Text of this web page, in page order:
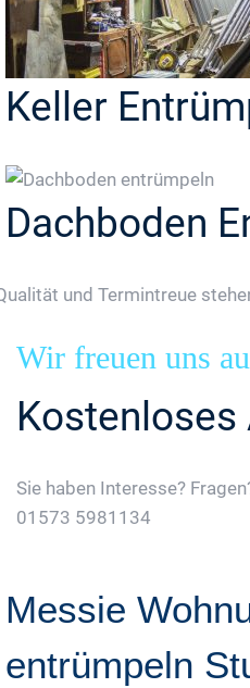
Keller
Dachboden
und Termintreue
Wir freuen uns
Kostenloses
Sie haben Interesse?
01573 5981134
Messie
entrümpeln